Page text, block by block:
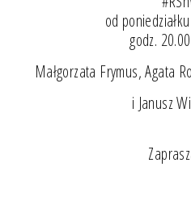
od
godz.
Małgorzata Frymus, Agata
i Janusz